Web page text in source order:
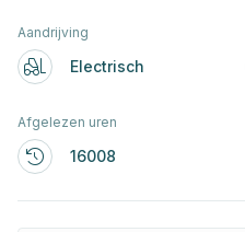
Aandrijving
Electrisch
Afgelezen uren
16008